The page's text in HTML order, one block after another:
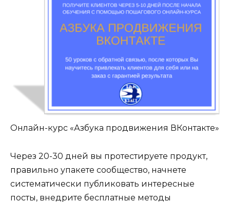
Онлайн-курс «Азбука продвижения ВКонтакте»
Через 20-30 дней вы протестируете продукт,
правильно упакете сообщество, начнете
систематически публиковать интересные
посты, внедрите бесплатные методы